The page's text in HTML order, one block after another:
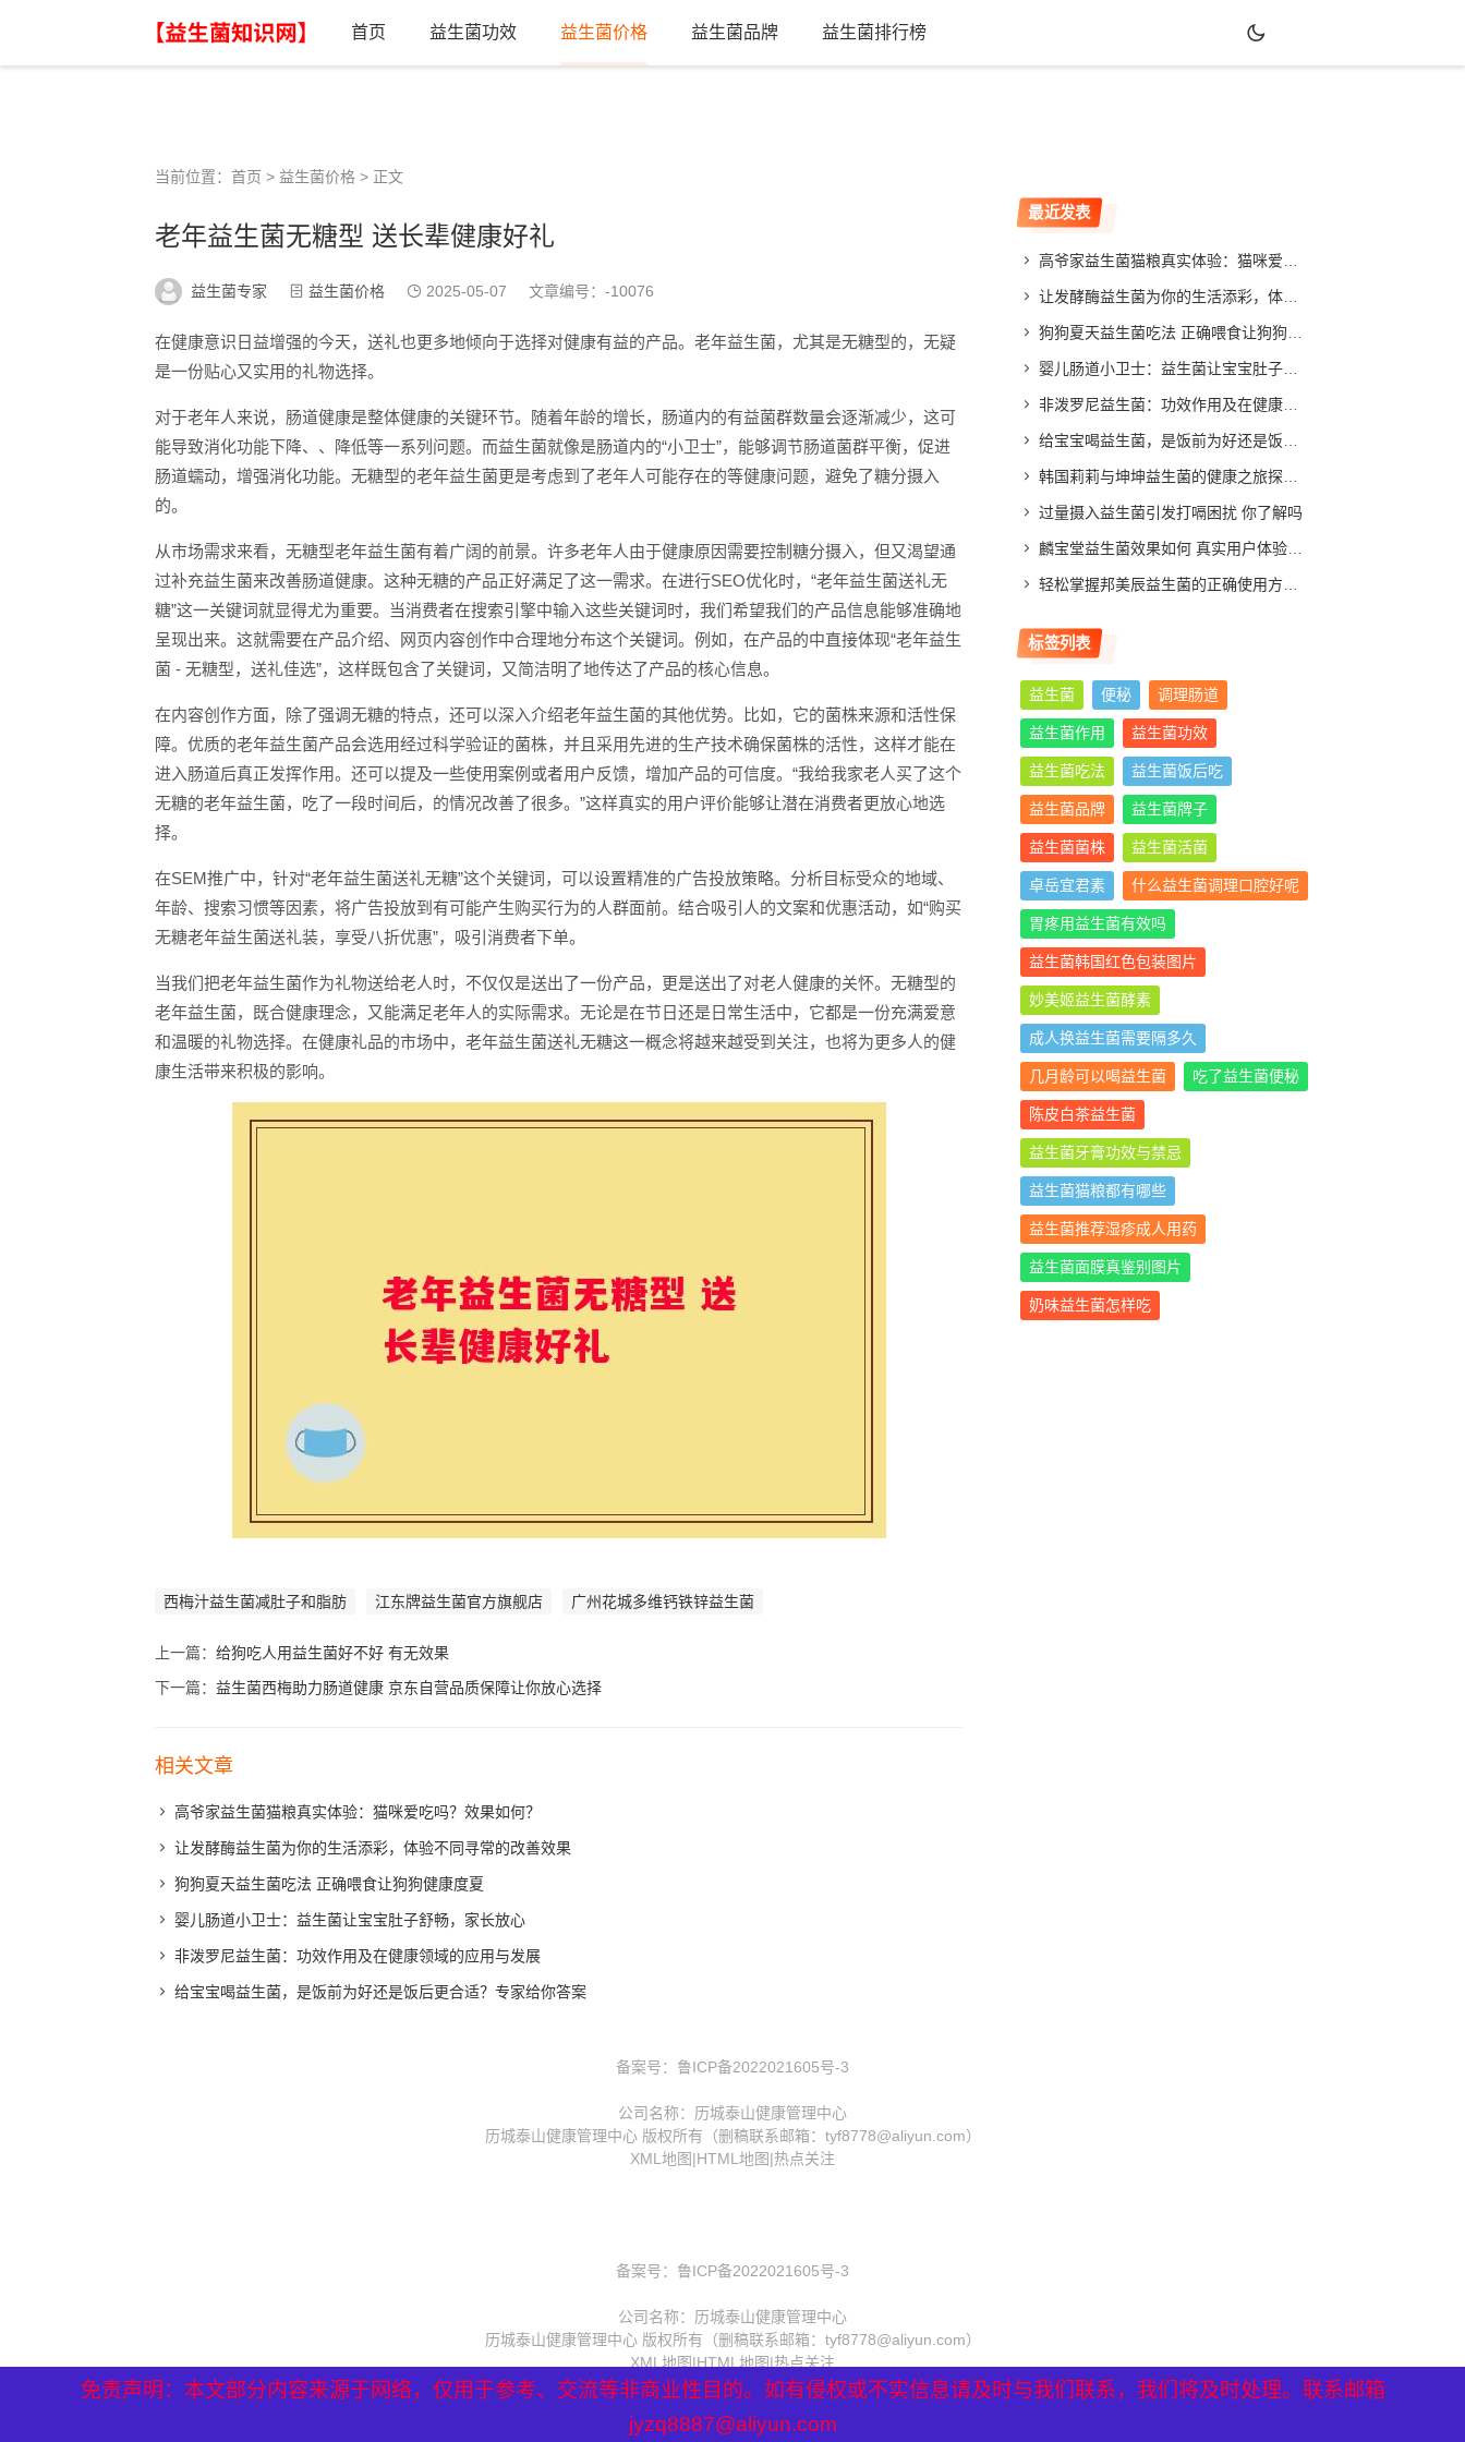
首页 益生菌功效 益生菌价格 益生菌品牌 益生菌排行榜
当前位置： 首页 > 益生菌价格 > 正文
老年益生菌无糖型 送长辈健康好礼
益生菌专家 益生菌价格 2025-05-07 文章编号： -10076
在健康意识日益增强的今天，送礼也更多地倾向于选择对健康有益的产品。老年益生菌，尤其是无糖型的，无疑
是一份贴心又实用的礼物选择。
对于老年人来说，肠道健康是整体健康的关键环节。随着年龄的增长，肠道内的有益菌群数量会逐渐减少，这可
能导致消化功能下降、、降低等一系列问题。而益生菌就像是肠道内的“小卫士”，能够调节肠道菌群平衡，促进
肠道蠕动，增强消化功能。无糖型的老年益生菌更是考虑到了老年人可能存在的等健康问题，避免了糖分摄入
的。
从市场需求来看，无糖型老年益生菌有着广阔的前景。许多老年人由于健康原因需要控制糖分摄入，但又渴望通
过补充益生菌来改善肠道健康。这种无糖的产品正好满足了这一需求。在进行SEO优化时，“老年益生菌送礼无
糖”这一关键词就显得尤为重要。当消费者在搜索引擎中输入这些关键词时，我们希望我们的产品信息能够准确地
呈现出来。这就需要在产品介绍、网页内容创作中合理地分布这个关键词。例如，在产品的中直接体现“老年益生
菌 - 无糖型，送礼佳选”，这样既包含了关键词，又简洁明了地传达了产品的核心信息。
在内容创作方面，除了强调无糖的特点，还可以深入介绍老年益生菌的其他优势。比如，它的菌株来源和活性保
障。优质的老年益生菌产品会选用经过科学验证的菌株，并且采用先进的生产技术确保菌株的活性，这样才能在
进入肠道后真正发挥作用。还可以提及一些使用案例或者用户反馈，增加产品的可信度。“我给我家老人买了这个
无糖的老年益生菌，吃了一段时间后，的情况改善了很多。”这样真实的用户评价能够让潜在消费者更放心地选
择。
在SEM推广中，针对“老年益生菌送礼无糖”这个关键词，可以设置精准的广告投放策略。分析目标受众的地域、
年龄、搜索习惯等因素，将广告投放到有可能产生购买行为的人群面前。结合吸引人的文案和优惠活动，如“购买
无糖老年益生菌送礼装，享受八折优惠”，吸引消费者下单。
当我们把老年益生菌作为礼物送给老人时，不仅仅是送出了一份产品，更是送出了对老人健康的关怀。无糖型的
老年益生菌，既合健康理念，又能满足老年人的实际需求。无论是在节日还是日常生活中，它都是一份充满爱意
和温暖的礼物选择。在健康礼品的市场中，老年益生菌送礼无糖这一概念将越来越受到关注，也将为更多人的健
康生活带来积极的影响。
西梅汁益生菌减肚子和脂肪 江东牌益生菌官方旗舰店 广州花城多维钙铁锌益生菌
上一篇： 给狗吃人用益生菌好不好 有无效果
下一篇： 益生菌西梅助力肠道健康 京东自营品质保障让你放心选择
相关文章
高爷家益生菌猫粮真实体验：猫咪爱吃吗？效果如何？
让发酵酶益生菌为你的生活添彩，体验不同寻常的改善效果
狗狗夏天益生菌吃法 正确喂食让狗狗健康度夏
婴儿肠道小卫士：益生菌让宝宝肚子舒畅，家长放心
非泼罗尼益生菌：功效作用及在健康领域的应用与发展
给宝宝喝益生菌，是饭前为好还是饭后更合适？专家给你答案
最近发表
高爷家益生菌猫粮真实体验：猫咪爱吃吗？效果如何？
让发酵酶益生菌为你的生活添彩，体验不同寻常的改善效果
狗狗夏天益生菌吃法 正确喂食让狗狗健康度夏
婴儿肠道小卫士：益生菌让宝宝肚子舒畅，家长放心
非泼罗尼益生菌：功效作用及在健康领域的应用与发展
给宝宝喝益生菌，是饭前为好还是饭后更合适？专家给你答案
韩国莉莉与坤坤益生菌的健康之旅探索与分享
过量摄入益生菌引发打嗝困扰 你了解吗
麟宝堂益生菌效果如何 真实用户体验分享与评测分析
轻松掌握邦美辰益生菌的正确使用方法，让你肠道更舒适
标签列表
益生菌 便秘 调理肠道
益生菌作用 益生菌功效
益生菌吃法 益生菌饭后吃
益生菌品牌 益生菌牌子
益生菌菌株 益生菌活菌
卓岳宜君素 什么益生菌调理口腔好呢
胃疼用益生菌有效吗
益生菌韩国红色包装图片
妙美姬益生菌酵素
成人换益生菌需要隔多久
几月龄可以喝益生菌 吃了益生菌便秘
陈皮白茶益生菌
益生菌牙膏功效与禁忌
益生菌猫粮都有哪些
益生菌推荐湿疹成人用药
益生菌面膜真鉴别图片
奶味益生菌怎样吃
备案号： 鲁ICP备2022021605号-3
公司名称：历城泰山健康管理中心
历城泰山健康管理中心 版权所有（删稿联系邮箱：tyf8778@aliyun.com）
XML地图|HTML地图|热点关注
免责声明：本文部分内容来源于网络，仅用于参考、交流等非商业性目的。如有侵权或不实信息请及时与我们联系，我们将及时处理。联系邮箱
jyzq8887@aliyun.com
免责声明：本文部分内容来源于网络，仅用于参考、交流等非商业性目的。如有侵权或不实信息请及时与我们联系，我们将及时处理。联系邮箱
jyzq8887@aliyun.com
备案号： 鲁ICP备2022021605号-3
公司名称：历城泰山健康管理中心
历城泰山健康管理中心 版权所有（删稿联系邮箱：tyf8778@aliyun.com）
XML地图|HTML地图|热点关注
免责声明：本文部分内容来源于网络，仅用于参考、交流等非商业性目的。如有侵权或不实信息请及时与我们联系，我们将及时处理。联系邮箱
jyzq8887@aliyun.com